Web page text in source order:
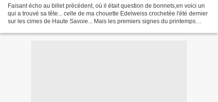
Faisant écho au billet précédent, où il était question de bonnets,en voici un
qui a trouvé sa tête... celle de ma chouette Edelweiss crochetée l'été dernier
sur les cimes de Haute Savoie... Mais les premiers signes du printemps